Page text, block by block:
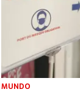
MUNDO